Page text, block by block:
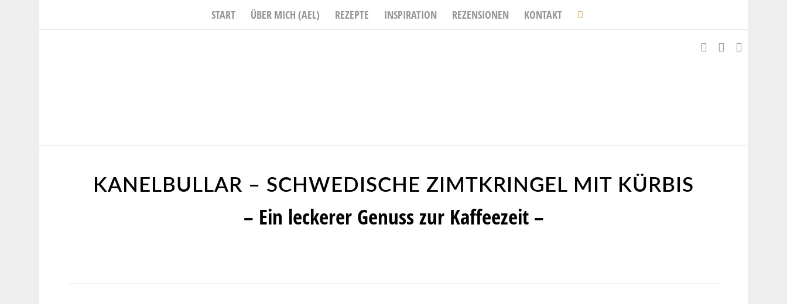
START ÜBER MICH (AEL) REZEPTE INSPIRATION REZENSIONEN KONTAKT
KANELBULLAR – SCHWEDISCHE ZIMTKRINGEL MIT KÜRBIS
– Ein leckerer Genuss zur Kaffeezeit –